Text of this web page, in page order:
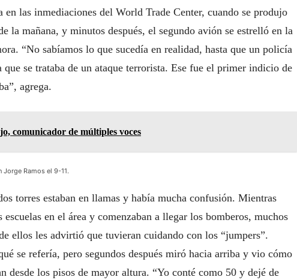
las inmediaciones del World Trade Center, cuando se produjo
la mañana, y minutos después, el segundo avión se estrelló en la
“No sabíamos lo que sucedía en realidad, hasta que un policía
se trataba de un ataque terrorista. Ese fue el primer indicio de
agrega.
comunicador de múltiples voces
Jorge Ramos el 9-11.
torres estaban en llamas y había mucha confusión. Mientras
en el área y comenzaban a llegar los bomberos, muchos
ellos les advirtió que tuvieran cuidando con los “jumpers”.
se refería, pero segundos después miró hacia arriba y vio cómo
desde los pisos de mayor altura. “Yo conté como 50 y dejé de